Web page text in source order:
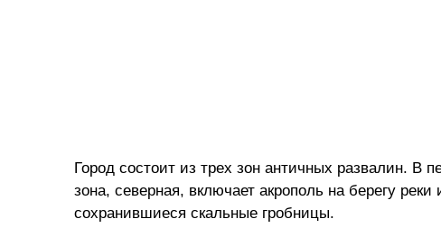
Город состоит из трех зон античных развалин. В
зона, северная, включает акрополь на берегу
сохранившиеся скальные гробницы.